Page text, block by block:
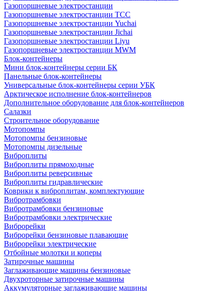
Газопоршневые электростанции
Газопоршневые электростанции ТСС
Газопоршневые электростанции Yuchai
Газопоршневые электростанции Jichai
Газопоршневые электростанции Liyu
Газопоршневые электростанции MWM
Блок-контейнеры
Мини блок-контейнеры серии БК
Панельные блок-контейнеры
Универсальные блок-контейнеры серии УБК
Арктическое исполнение блок-контейнеров
Дополнительное оборудование для блок-контейнеров
Салазки
Строительное оборудование
Мотопомпы
Мотопомпы бензиновые
Мотопомпы дизельные
Виброплиты
Виброплиты прямоходные
Виброплиты реверсивные
Виброплиты гидравлические
Коврики к виброплитам, комплектующие
Вибротрамбовки
Вибротрамбовки бензиновые
Вибротрамбовки электрические
Виброрейки
Виброрейки бензиновые плавающие
Виброрейки электрические
Отбойные молотки и коперы
Затирочные машины
Заглаживающие машины бензиновые
Двухроторные затирочные машины
Аккумуляторные заглаживающие машины